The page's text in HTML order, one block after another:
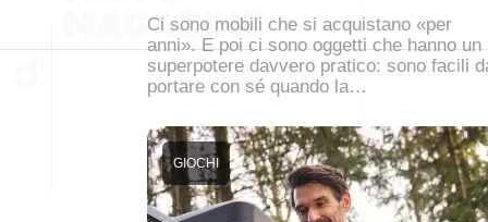
Ci sono mobili che si acquistano «per
anni». E poi ci sono oggetti che hanno un
superpotere davvero pratico: sono facili
portare con sé quando la…
GIOCHI